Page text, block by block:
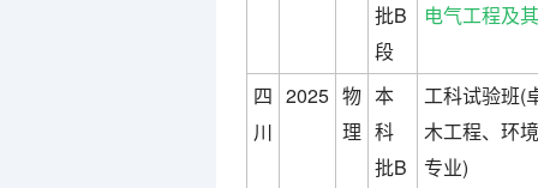
批B
段
电气工程及
四
川
2025 物
理
本
科
批B
工科试验班(
木工程、环
专业)